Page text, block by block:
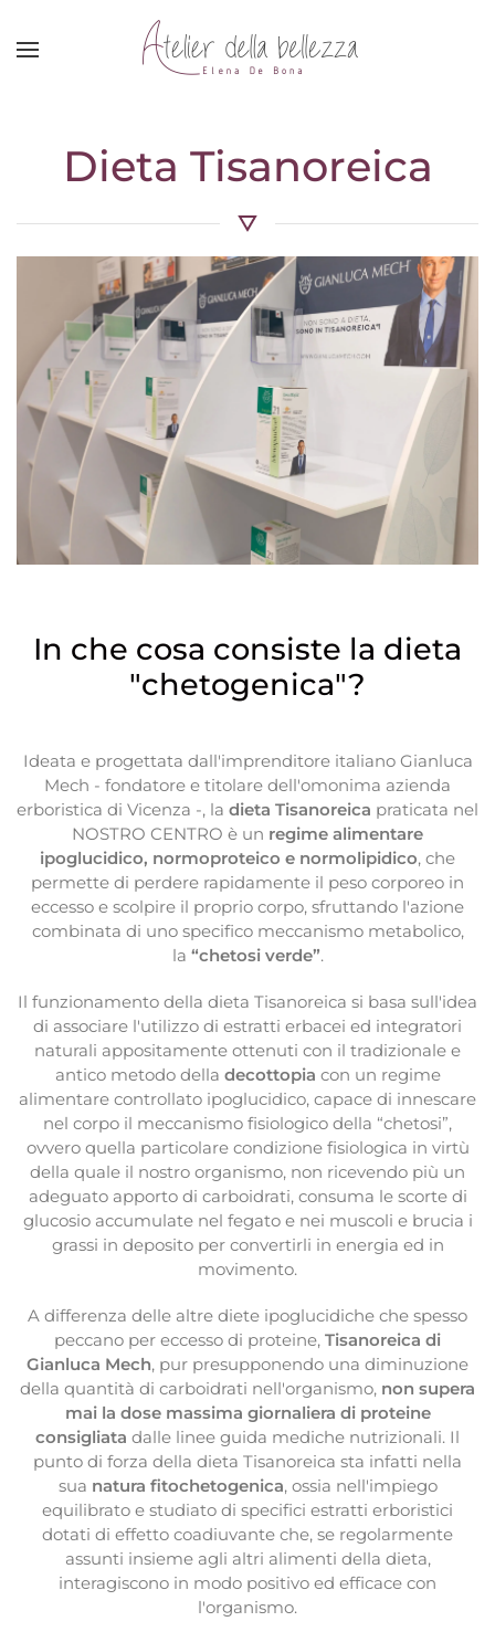
Skip to main content
Dieta Tisanoreica
In che cosa consiste la dieta
"chetogenica"?
Ideata e progettata dall'imprenditore italiano Gianluca
Mech - fondatore e titolare dell'omonima azienda
erboristica di Vicenza -, la dieta Tisanoreica praticata nel
NOSTRO CENTRO è un regime alimentare
ipoglucidico, normoproteico e normolipidico, che
permette di perdere rapidamente il peso corporeo in
eccesso e scolpire il proprio corpo, sfruttando l'azione
combinata di uno specifico meccanismo metabolico,
la “chetosi verde”.
Il funzionamento della dieta Tisanoreica si basa sull'idea
di associare l'utilizzo di estratti erbacei ed integratori
naturali appositamente ottenuti con il tradizionale e
antico metodo della decottopia con un regime
alimentare controllato ipoglucidico, capace di innescare
nel corpo il meccanismo fisiologico della “chetosi”,
ovvero quella particolare condizione fisiologica in virtù
della quale il nostro organismo, non ricevendo più un
adeguato apporto di carboidrati, consuma le scorte di
glucosio accumulate nel fegato e nei muscoli e brucia i
grassi in deposito per convertirli in energia ed in
movimento.
A differenza delle altre diete ipoglucidiche che spesso
peccano per eccesso di proteine, Tisanoreica di
Gianluca Mech, pur presupponendo una diminuzione
della quantità di carboidrati nell'organismo, non supera
mai la dose massima giornaliera di proteine
consigliata dalle linee guida mediche nutrizionali. Il
punto di forza della dieta Tisanoreica sta infatti nella
sua natura fitochetogenica, ossia nell'impiego
equilibrato e studiato di specifici estratti erboristici
dotati di effetto coadiuvante che, se regolarmente
assunti insieme agli altri alimenti della dieta,
interagiscono in modo positivo ed efficace con
l'organismo.